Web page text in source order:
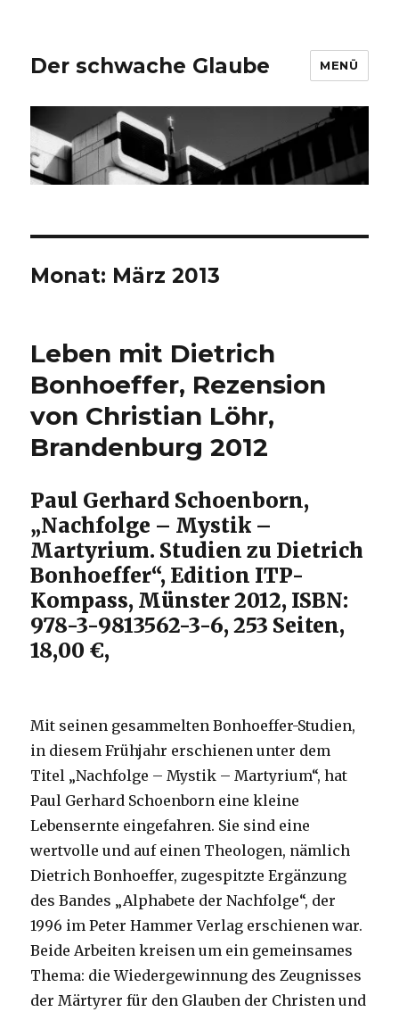
Der schwache Glaube MENÜ
Monat: März 2013
Leben mit Dietrich
Bonhoeffer, Rezension
von Christian Löhr,
Brandenburg 2012
Paul Gerhard Schoenborn,
„Nachfolge – Mystik –
Martyrium. Studien zu Dietrich
Bonhoeffer“, Edition ITP-
Kompass, Münster 2012, ISBN:
978-3-9813562-3-6, 253 Seiten,
18,00 €,
Mit seinen gesammelten Bonhoeffer-Studien,
in diesem Frühjahr erschienen unter dem
Titel „Nachfolge – Mystik – Martyrium“, hat
Paul Gerhard Schoenborn eine kleine
Lebensernte eingefahren. Sie sind eine
wertvolle und auf einen Theologen, nämlich
Dietrich Bonhoeffer, zugespitzte Ergänzung
des Bandes „Alphabete der Nachfolge“, der
1996 im Peter Hammer Verlag erschienen war.
Beide Arbeiten kreisen um ein gemeinsames
Thema: die Wiedergewinnung des Zeugnisses
der Märtyrer für den Glauben der Christen und